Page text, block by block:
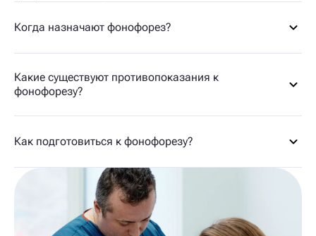
Когда назначают фонофорез?
Какие существуют противопоказания к
фонофорезу?
Как подготовиться к фонофорезу?